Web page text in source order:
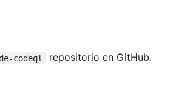
codeql
repositorio en GitHub.